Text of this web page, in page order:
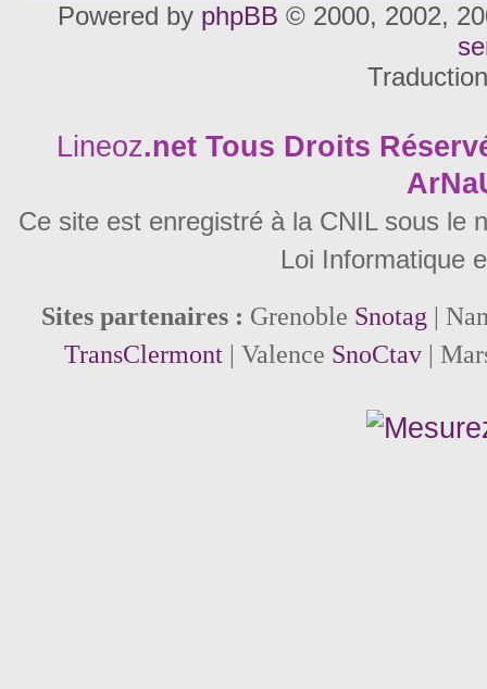
Powered by phpBB © 2000, 2002,
Lineoz.net Tous Droits
Ce site est enregistré à la CNIL sous le
Loi Informatique
Sites partenaires : Grenoble Snotag |
TransClermont| Valence SnoCtav|